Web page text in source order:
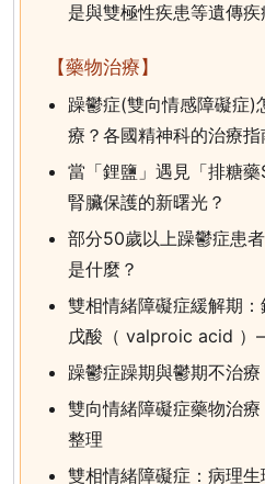
是與雙極性疾患等遺傳疾
【藥物治療】
躁鬱症(雙向情感障礙症)
療？各國精神科的治療指
當「鋰鹽」遇見「排糖
腎臟保護的新曙光？
部分50歲以上躁鬱症患
是什麼？
雙相情緒障礙症緩解期
戊酸（ valproic acid ）
躁鬱症躁期與鬱期不治療
雙向情緒障礙症藥物治
整理
雙相情緒障礙症：病理生